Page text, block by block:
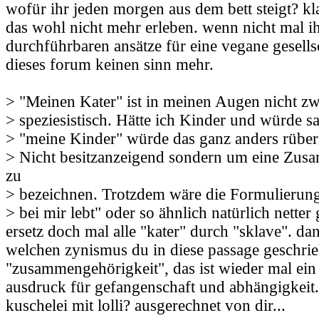
wofür ihr jeden morgen aus dem bett steigt?
das wohl nicht mehr erleben. wenn nicht mal
durchführbaren ansätze für eine vegane
dieses forum keinen sinn mehr.
> "Meinen Kater" ist in meinen Augen nicht
> speziesistisch. Hätte ich Kinder und würde
> "meine Kinder" würde das ganz anders
> Nicht besitzanzeigend sondern um eine
zu
> bezeichnen. Trotzdem wäre die
> bei mir lebt" oder so ähnlich natürlich netter
ersetz doch mal alle "kater" durch "sklave".
welchen zynismus du in diese passage
"zusammengehörigkeit", das ist wieder mal
ausdruck für gefangenschaft und
kuschelei mit lolli? ausgerechnet von dir...